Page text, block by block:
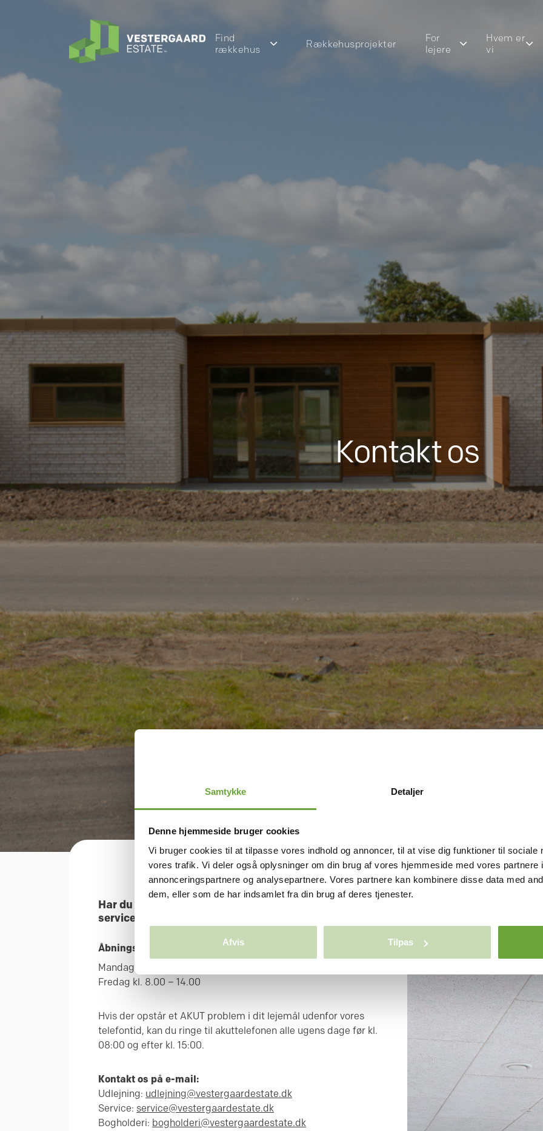
Samtykke Detaljer
Denne hjemmeside bruger cookies
Vi bruger cookies til at tilpasse vores indhold og annoncer, til at vise dig funktioner til sociale
vores trafik. Vi deler også oplysninger om din brug af vores hjemmeside med vores partnere
annonceringspartnere og analysepartnere. Vores partnere kan kombinere disse data med
dem, eller som de har indsamlet fra din brug af deres tjenester.
Afvis Tilpas
Find
rækkehus
Rækkehusprojekter
For
lejere
Hvem er
vi
Kontakt os
Har du spørgsmål til udlejning, administration eller
service?
Åbningstider mandag til fredag
Mandag - torsdag kl. 8.00 – 15.00
Fredag kl. 8.00 – 14.00
Hvis der opstår et AKUT problem i dit lejemål udenfor vores
telefontid, kan du ringe til akuttelefonen alle ugens dage før kl.
08:00 og efter kl. 15:00.
Kontakt os på e-mail:
Udlejning: udlejning@vestergaardestate.dk
Service: service@vestergaardestate.dk
Bogholderi: bogholderi@vestergaardestate.dk